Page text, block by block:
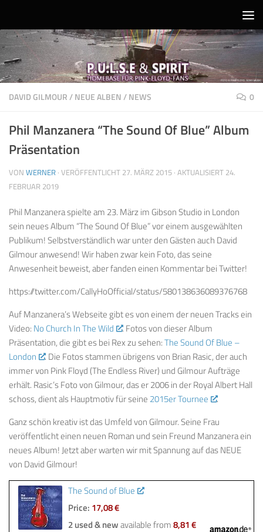
DAVID GILMOUR/NEUE ALBEN/NEWS 0
Phil Manzanera “The Sound Of Blue” Album
Präsentation
VON WERNER · VERÖFFENTLICHT 27. MÄRZ 2015 · AKTUALISIERT 24.
FEBRUAR 2019
Phil Manzanera spielte am 23. März im Gibson Studio in London
sein neues Album “The Sound Of Blue” vor einem ausgewählten
Publikum! Selbstverständlich war unter den Gästen auch David
Gilmour anwesend! Wir haben zwar kein Foto, das seine
Anwesenheit beweist, aber fanden einen Kommentar bei Twitter!
https://twitter.com/CallyHoOfficial/status/580138636089376768
Auf Manzanera’s Webseite gibt es von einem der neuen Tracks ein
Video: No Church In The Wild
. Fotos von dieser Album
Präsentation, die gibt es bei Rex zu sehen:The Sound Of Blue –
London
. Die Fotos stammen übrigens von Brian Rasic, der auch
immer von Pink Floyd (The Endless River) und Gilmour Aufträge
erhält. Rasic’s Foto von Gilmour, das er 2006 in der Royal Albert Hall
schoss, dient als Hauptmotiv für seine 2015er Tournee
.
Ganz schön kreativ ist das Umfeld von Gilmour. Seine Frau
veröffentlicht einen neuen Roman und sein Freund Manzanera ein
neues Album! Jetzt aber warten wir mit Spannung auf das NEUE
von David Gilmour!
The Sound of Blue
Price: 17,08 €
2 used & newavailable from8,81 €